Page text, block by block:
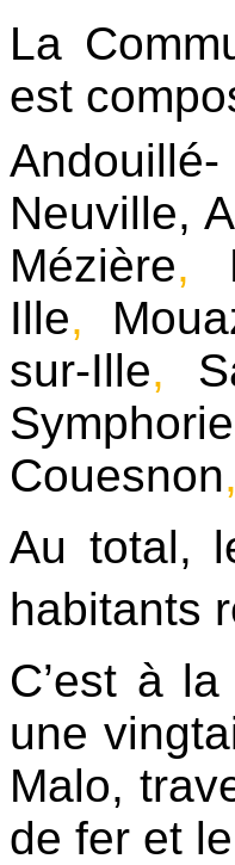
La
est
Andouillé-
Neuville,
Mézière,
Ille,
sur-Ille,
Couesnon,
Au total,
habitants
C’est à
une
Malo,
de fer et